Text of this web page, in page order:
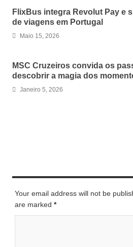
FlixBus integra Revolut Pay e
de viagens em Portugal
Maio 15, 2026
MSC Cruzeiros convida os
descobrir a magia dos
Janeiro 5, 2026
Your email address will not be
are marked *